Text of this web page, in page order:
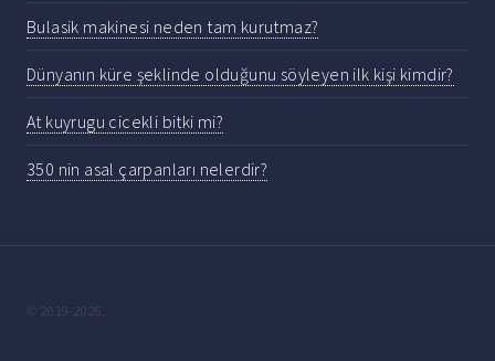
Bulasik makinesi neden tam kurutmaz?
Dünyanın küre şeklinde olduğunu söyleyen ilk kişi kimdir?
At kuyrugu cicekli bitki mi?
350 nin asal çarpanları nelerdir?
© 2019-2026.